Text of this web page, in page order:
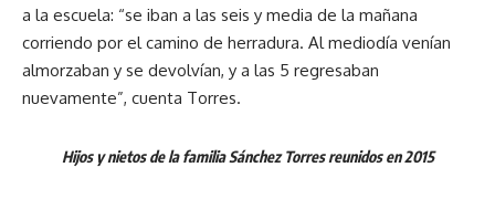
a la escuela: “se iban a las seis y media de la mañana
corriendo por el camino de herradura. Al mediodía venían
almorzaban y se devolvían, y a las 5 regresaban
nuevamente”, cuenta Torres.
Hijos y nietos de la familia Sánchez Torres reunidos en 2015